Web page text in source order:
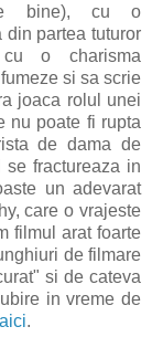
bine), cu o
din partea tuturor
o charisma
si sa scrie
joaca rolul unei
nu poate fi rupta
de dama de
se fractureaza in
un adevarat
care o vrajeste
filmul arat foarte
de filmare
si de cateva
in vreme de
aici.